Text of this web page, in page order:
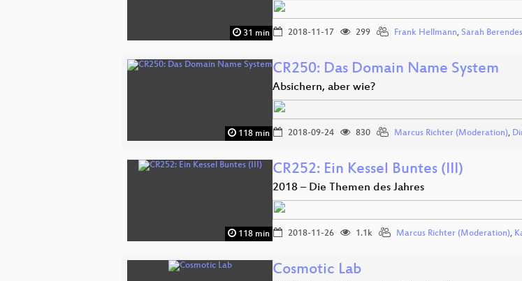
31 min 2018-11-17 299 Frank Hellmann, Sarah Berendes
118 min
CR250: Das Domain Name System
Absichern, aber wie?
2018-09-24 830 Marcus Richter (Moderation),
118 min
CR252: Ein Kessel Buntes (III)
2018 – Die Themen des Jahres
2018-11-26 1.1k Marcus Richter (Moderation),
Cosmotic Lab